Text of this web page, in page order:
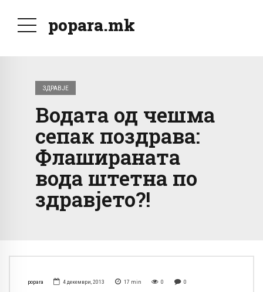
popara.mk
ЗДРАВЈЕ
Водата од чешма
сепак поздрава:
Флашираната
вода штетна по
здравјето?!
popara 4 декември, 2013 17 min 0 0